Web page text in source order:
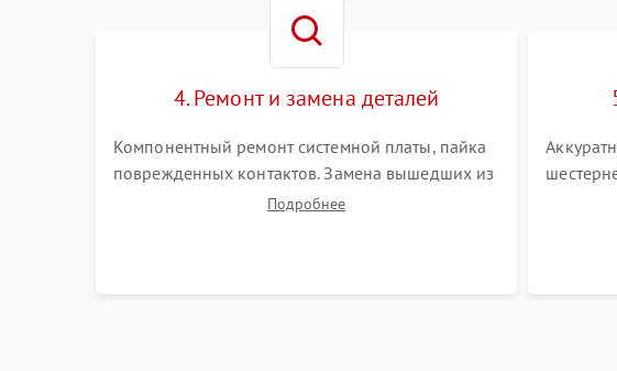
4. Ремонт и замена деталей
Компонентный ремонт системной платы, пайка
поврежденных контактов. Замена вышедших из
строя двигателей, изношенного аккумулятора,
Подробнее
для